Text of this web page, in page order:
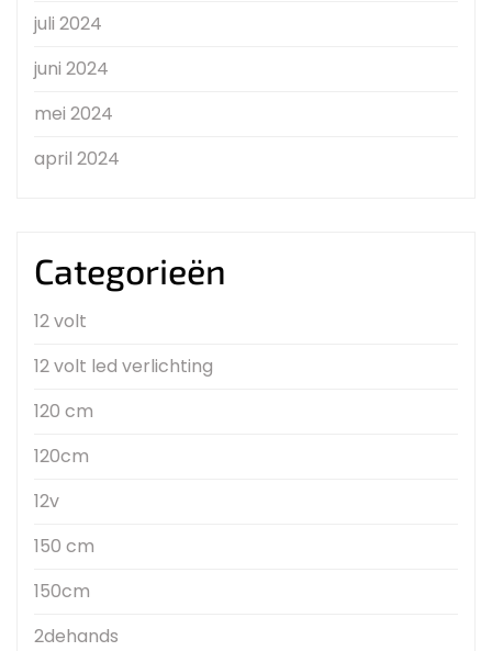
juli 2024
juni 2024
mei 2024
april 2024
Categorieën
12 volt
12 volt led verlichting
120 cm
120cm
12v
150 cm
150cm
2dehands